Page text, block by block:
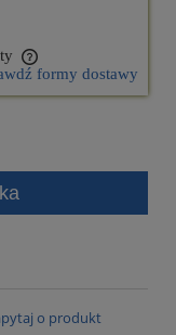
formy dostawy
o produkt